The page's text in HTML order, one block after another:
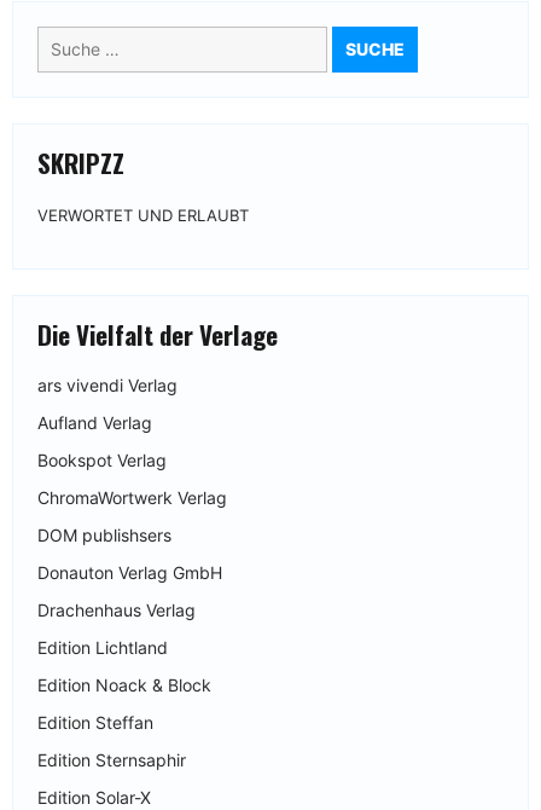
Suche
nach:
SKRIPZZ
VERWORTET UND ERLAUBT
Die Vielfalt der Verlage
ars vivendi Verlag
Aufland Verlag
Bookspot Verlag
ChromaWortwerk Verlag
DOM publishsers
Donauton Verlag GmbH
Drachenhaus Verlag
Edition Lichtland
Edition Noack & Block
Edition Steffan
Edition Sternsaphir
Edition Solar-X